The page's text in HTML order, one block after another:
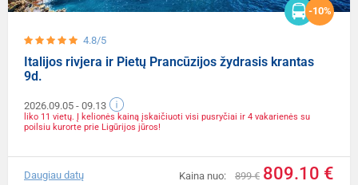
4.8/5
-10%
Italijos rivjera ir Pietų Prancūzijos žydrasis krantas
9d.
2026.09.05 - 09.13
liko 11 vietų. Į kelionės kainą įskaičiuoti visi pusryčiai ir 4 vakarienės su
poilsiu kurorte prie Ligūrijos jūros!
Kaina nuo: 899 € 809.10 €
Daugiau datų